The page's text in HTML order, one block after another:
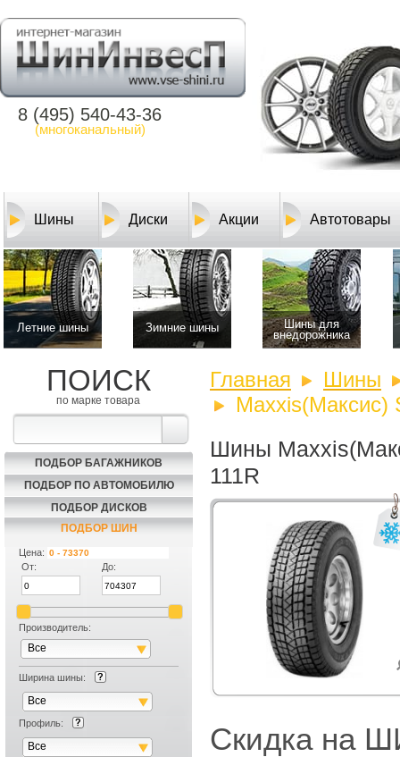
8 (495) 540-43-36
(многоканальный)
Шины Диски Акции Автотовары
Летние шины Зимние шины
Шины для
внедорожника
ПОИСК
по марке товара
ПОДБОР БАГАЖНИКОВ
ПОДБОР ПО АВТОМОБИЛЮ
ПОДБОР ДИСКОВ
ПОДБОР ШИН
Цена:
От:
До:
Производитель:
Все
Ширина шины:
Все
Профиль:
Все
Главная
Шины
Maxxis(Максис)
Шины
111R
Скидка на